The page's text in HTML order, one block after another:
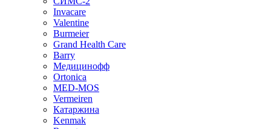
Invacare
Valentine
Burmeier
Grand Health Care
Barry
Медицинофф
Ortonica
MED-MOS
Vermeiren
Катаржина
Kenmak